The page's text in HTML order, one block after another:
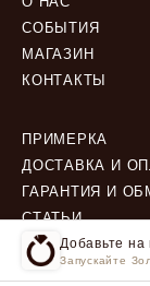
Добавьте на
Запускайте
СОБЫТИЯ
МАГАЗИН
КОНТАКТЫ
ПРИМЕРКА
ДОСТАВКА И
ГАРАНТИЯ И
СТАТЬИ
ПОЛИТИКА